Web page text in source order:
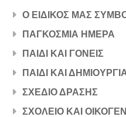
Ο ΕΙΔΙΚΟΣ ΜΑΣ
ΠΑΓΚΟΣΜΙΑ ΗΜΕΡΑ
ΠΑΙΔΙ ΚΑΙ ΓΟΝΕΙΣ
ΠΑΙΔΙ ΚΑΙ
ΣΧΕΔΙΟ ΔΡΑΣΗΣ
ΣΧΟΛΕΙΟ ΚΑΙ